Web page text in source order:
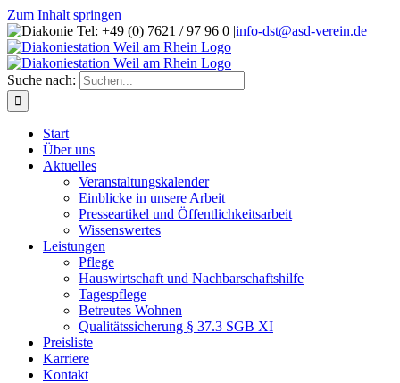
Zum Inhalt springen
Tel: +49 (0) 7621 / 97 96 0 |info-dst@asd-verein.de
Suche nach:
Start
Über uns
Aktuelles
Veranstaltungskalender
Einblicke in unsere Arbeit
Presseartikel und Öffentlichkeitsarbeit
Wissenswertes
Leistungen
Pflege
Hauswirtschaft und Nachbarschaftshilfe
Tagespflege
Betreutes Wohnen
Qualitätssicherung § 37.3 SGB XI
Preisliste
Karriere
Kontakt